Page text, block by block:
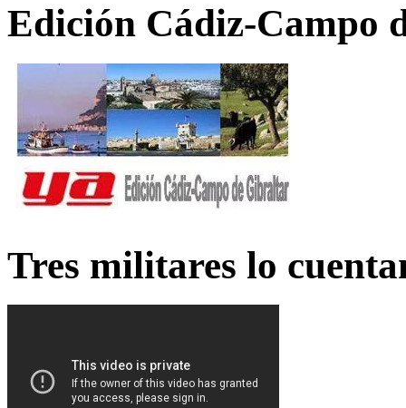
Edición Cádiz-Campo
Tres militares lo